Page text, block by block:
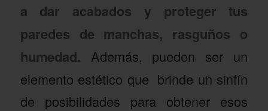
a dar acabados y proteger tus
paredes de manchas, rasguños o
humedad. Además, pueden ser un
elemento estético que brinde un sinfín
de posibilidades para obtener esos